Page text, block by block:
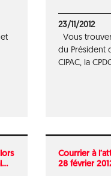
23/11/2012
Vous
du Président
CIPAC, la
Courrier à
28 février